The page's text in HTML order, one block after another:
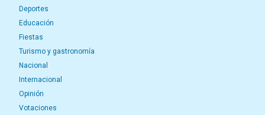
Deportes
Educación
Fiestas
Turismo y gastronomía
Nacional
Internacional
Opinión
Votaciones